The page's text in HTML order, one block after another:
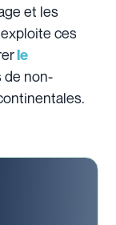
et les
ces
le
de non-